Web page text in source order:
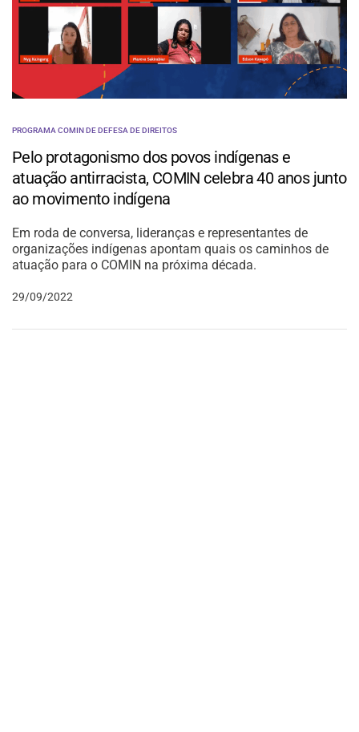
PROGRAMA COMIN DE DEFESA DE DIREITOS
Pelo protagonismo dos povos indígenas e
atuação antirracista, COMIN celebra 40 anos junto
ao movimento indígena
Em roda de conversa, lideranças e representantes de
organizações indígenas apontam quais os caminhos de
atuação para o COMIN na próxima década.
29/09/2022